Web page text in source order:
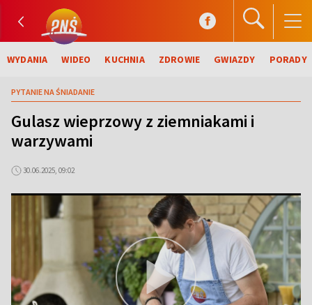
WYDANIA WIDEO KUCHNIA ZDROWIE GWIAZDY PORADY
PYTANIE NA ŚNIADANIE
Gulasz wieprzowy z ziemniakami i
warzywami
30.06.2025, 09:02